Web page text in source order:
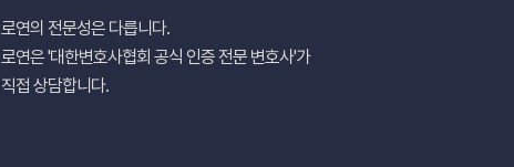
로연의 전문성은 다릅니다.
로연은 '대한변호사협회 공식 인증 전문 변호사'가
직접 상담합니다.